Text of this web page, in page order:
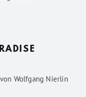
von Wolfgang Nierlin